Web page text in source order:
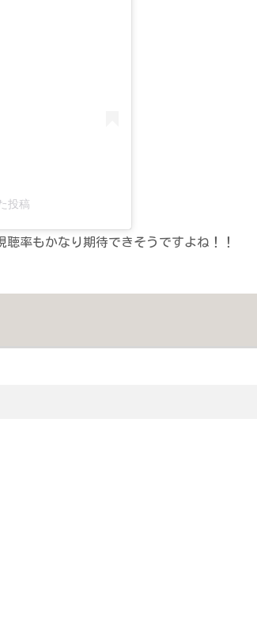
投稿
率もかなり期待できそうですよね！！